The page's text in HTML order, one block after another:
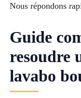
Nous répondons
Guide
resoudre
lavabo